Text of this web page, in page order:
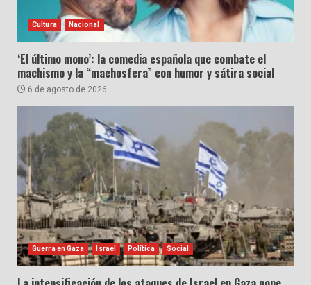
Cultura Nacional
‘El último mono’: la comedia española que combate el
machismo y la “machosfera” con humor y sátira social
6 de agosto de 2026
Guerra en Gaza Israel Política Social